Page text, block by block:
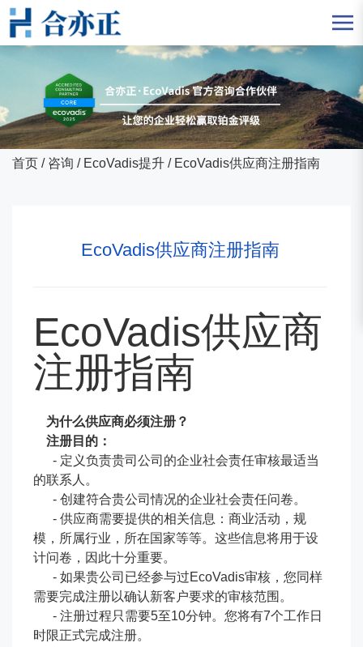
首页 / 咨询 / EcoVadis提升 / EcoVadis供应商注册指南
EcoVadis供应商注册指南
EcoVadis供应商
注册指南
为什么供应商必须注册？
注册目的：
- 定义负责贵司公司的企业社会责任审核最适当
的联系人。
- 创建符合贵公司情况的企业社会责任问卷。
- 供应商需要提供的相关信息：商业活动，规
模，所属行业，所在国家等等。这些信息将用于设
计问卷，因此十分重要。
- 如果贵公司已经参与过EcoVadis审核，您同样
需要完成注册以确认新客户要求的审核范围。
- 注册过程只需要5至10分钟。您将有7个工作日
时限正式完成注册。